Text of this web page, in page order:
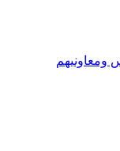
ومعاونيهم